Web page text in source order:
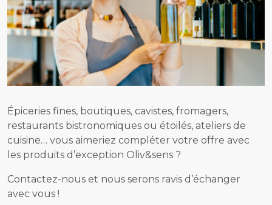
Épiceries fines, boutiques, cavistes, fromagers,
restaurants bistronomiques ou étoilés, ateliers de
cuisine… vous aimeriez compléter votre offre avec
les produits d’exception Oliv&sens ?
Contactez-nous et nous serons ravis d’échanger
avec vous !